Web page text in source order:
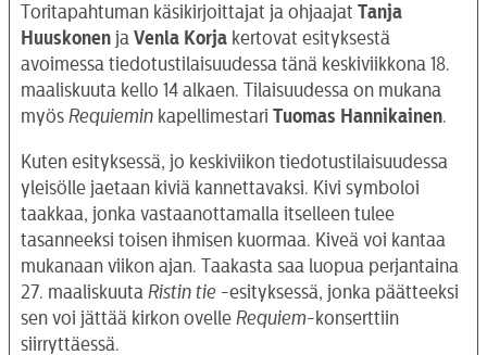
Toritapahtuman käsikirjoittajat ja ohjaajat Tanja
Huuskonen ja Venla Korja kertovat esityksestä
avoimessa tiedotustilaisuudessa tänä keskiviikkona 18.
maaliskuuta kello 14 alkaen. Tilaisuudessa on mukana
myös Requiemin kapellimestari Tuomas Hannikainen.
Kuten esityksessä, jo keskiviikon tiedotustilaisuudessa
yleisölle jaetaan kiviä kannettavaksi. Kivi symboloi
taakkaa, jonka vastaanottamalla itselleen tulee
tasanneeksi toisen ihmisen kuormaa. Kiveä voi kantaa
mukanaan viikon ajan. Taakasta saa luopua perjantaina
27. maaliskuuta Ristin tie -esityksessä, jonka päätteeksi
sen voi jättää kirkon ovelle Requiem-konserttiin
siirryttäessä.